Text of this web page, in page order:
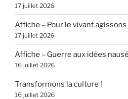
17 juillet 2026
Affiche – Pour le vivant agissons
17 juillet 2026
Affiche – Guerre aux idées
16 juillet 2026
Transformons la culture !
16 juillet 2026